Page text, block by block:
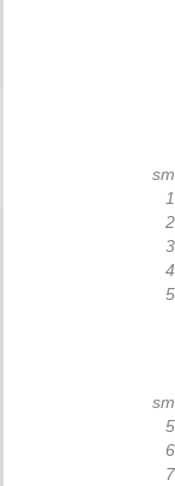
sm
1
2
3
4
5
sm
5
6
7